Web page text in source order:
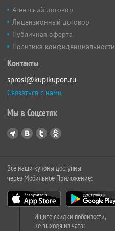
Агентский договор
Лицензионный договор
Публичная оферта
Политика конфиденциальности
Контакты
sprosi@kupikupon.ru
Связаться с нами
Мы в Соцсетях
Все наши купоны доступны
через Мобильное Приложение:
Ищите скидки поблизости,
не выходя из чата: